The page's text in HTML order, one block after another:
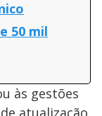
50 mil
às gestões
atualização